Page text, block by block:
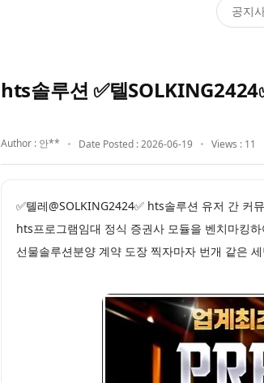
공지
hts솔루션 ✅텔
Author : 안** Date Posted : 2026-06-19 Views : 11
✅톌레@SOLKING2424✅ hts솔루션 유저 간
hts프로그램임대 정식 증권사 모듈을 벤치마킹
선물솔루션분양 계약 도장 찍자마자 번개 같은